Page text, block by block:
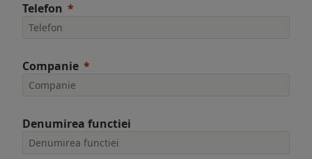
Telefon
Companie
Denumirea functiei